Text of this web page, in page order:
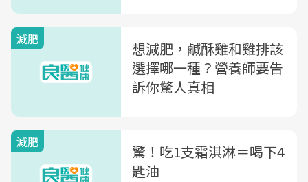
減肥
想減肥，鹹酥雞和雞排該
選擇哪一種？營養師要告
訴你驚人真相
減肥
驚！吃1支霜淇淋＝喝下4
匙油